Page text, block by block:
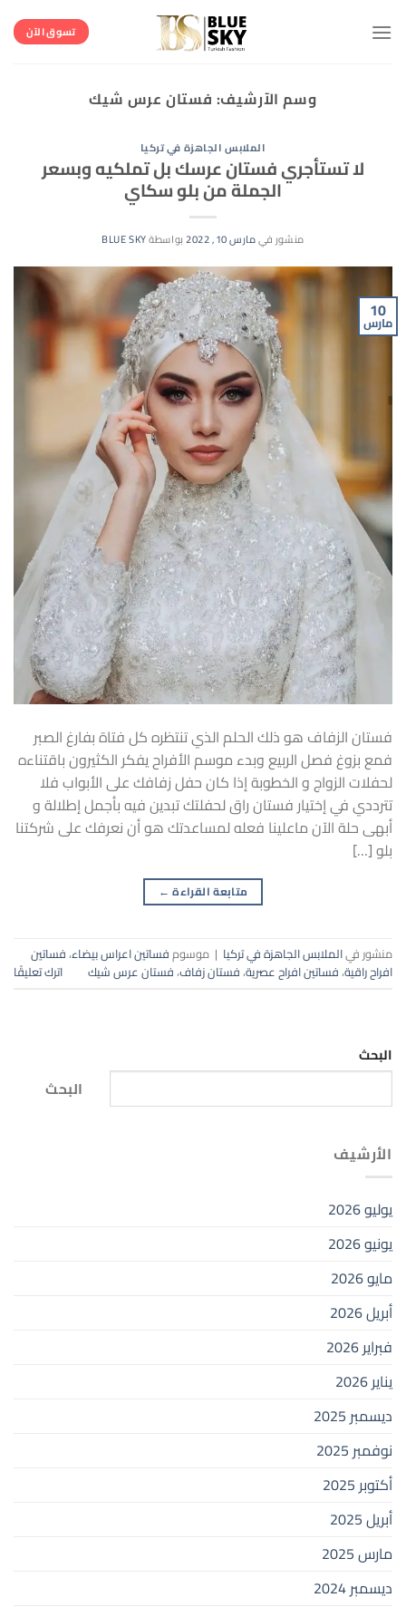
للمحتوى
تسوق الآن
وسم الآرشيف: فستان عرس شيك
الملابس الجاهزة في تركيا
لا تستأجري فستان عرسك بل تملكيه وبسعر
الجملة من بلو سكاي
منشور فيمارس 10, 2022 بواسطةBLUE SKY
10
مارس
فستان الزفاف هو ذلك الحلم الذي تنتظره كل فتاة بفارغ الصبر
فمع بزوغ فصل الربيع وبدء موسم الأفراح يفكر الكثيرون باقتناءه
لحفلات الزواج و الخطوبة إذا كان حفل زفافك على الأبواب فلا
تترددي في إختيار فستان راق لحفلتك تبدين فيه بأجمل إطلالة و
أبهى حلة الآن ماعلينا فعله لمساعدتك هو أن نعرفك على شركتنا
بلو […]
متابعة القراءة ←
منشور فيالملابس الجاهزة في تركيا | موسومفساتين اعراس بيضاء،فساتين
افراح راقية،فساتين افراح عصرية،فستان زفاف،فستان عرس شيك اترك تعليقًا
البحث
البحث
الأرشيف
يوليو 2026
يونيو 2026
مايو 2026
أبريل 2026
فبراير 2026
يناير 2026
ديسمبر 2025
نوفمبر 2025
أكتوبر 2025
أبريل 2025
مارس 2025
ديسمبر 2024